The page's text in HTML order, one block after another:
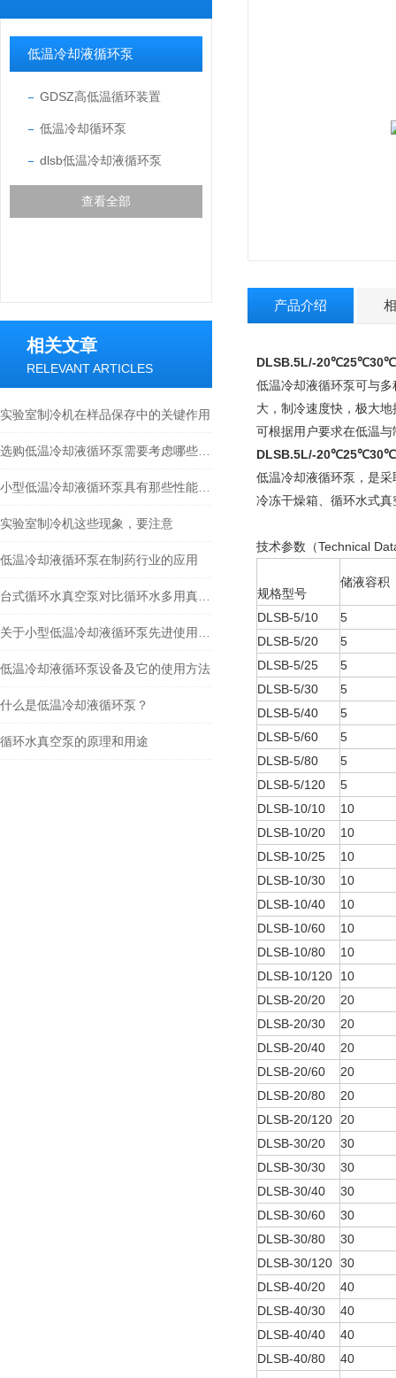
低温冷却液循环泵
GDSZ高低温循环装置
低温冷却循环泵
dlsb低温冷却液循环泵
查看全部
相关文章
RELEVANT ARTICLES
实验室制冷机在样品保存中的关键作用
实验室制冷机这些现象，要注意
低温冷却液循环泵在制药行业的应用
低温冷却液循环泵设备及它的使用方法
什么是低温冷却液循环泵？
循环水真空泵的原理和用途
产品介绍
DLSB.5L/-20℃25℃30℃-
低温冷却液循环泵可与
大，制冷速度快，极大
可根据用户要求在低温与
DLSB.5L/-20℃25℃30℃-
低温冷却液循环泵，是
冷冻干燥箱、循环水式
技术参数（Technical
规格型号
储液容积
DLSB-5/10
5
DLSB-5/20
5
DLSB-5/25
5
DLSB-5/30
5
DLSB-5/40
5
DLSB-5/60
5
DLSB-5/80
5
DLSB-5/120
5
DLSB-10/10
10
DLSB-10/20
10
DLSB-10/25
10
DLSB-10/30
10
DLSB-10/40
10
DLSB-10/60
10
DLSB-10/80
10
DLSB-10/120
10
DLSB-20/20
20
DLSB-20/30
20
DLSB-20/40
20
DLSB-20/60
20
DLSB-20/80
20
DLSB-20/120
20
DLSB-30/20
30
DLSB-30/30
30
DLSB-30/40
30
DLSB-30/60
30
DLSB-30/80
30
DLSB-30/120 30
DLSB-40/20
40
DLSB-40/30
40
DLSB-40/40
40
DLSB-40/80
40